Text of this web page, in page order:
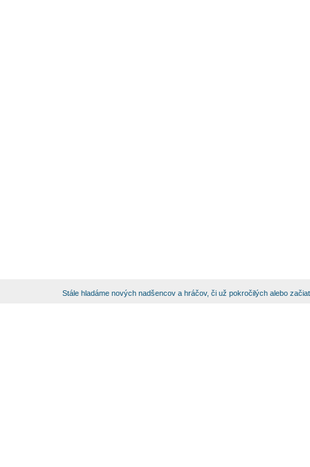
Stále hladáme nových nadšencov a hráčov, či už pokročilých alebo